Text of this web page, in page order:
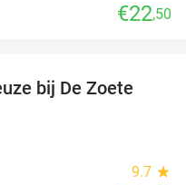
€22,50
32%
bij De Zoete
9.7 star